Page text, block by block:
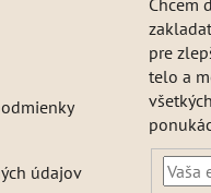
údajov
Chcem
pre
telo a